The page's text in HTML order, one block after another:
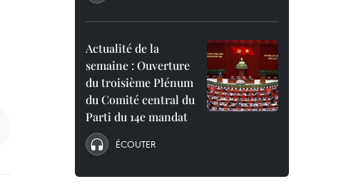
Actualité de la
semaine : Ouverture
du troisième Plénum
du Comité central du
Parti du 14e mandat
ÉCOUTER